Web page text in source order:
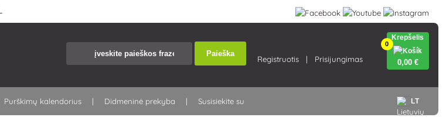
Paieška
Registruotis Prisijungimas
0
Krepšelis
0,00 €
LT
Purškimų kalendorius Didmeninė prekyba Susisiekite su